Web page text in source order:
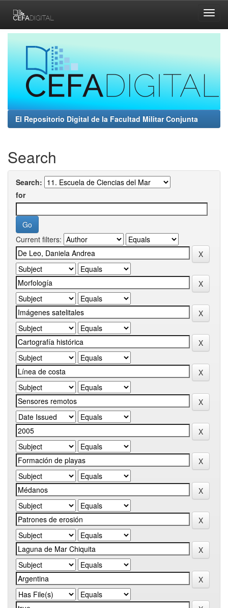
navigation
El Repositorio Digital de la Facultad Militar Conjunta
Search
Search:
for
Current filters: